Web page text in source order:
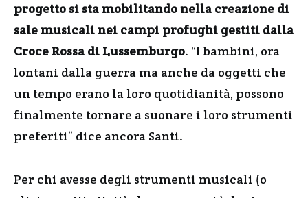
progetto si sta mobilitando nella creazione di
sale musicali nei campi profughi gestiti dalla
Croce Rossa di Lussemburgo. “I bambini, ora
lontani dalla guerra ma anche da oggetti che
un tempo erano la loro quotidianità, possono
finalmente tornare a suonare i loro strumenti
preferiti” dice ancora Santi.
Per chi avesse degli strumenti musicali (o